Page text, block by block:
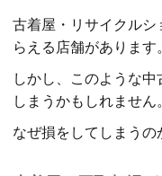
古着屋・リサイクルシ
らえる店舗があります
しかし、このような
しまうかもしれません
なぜ損をしてしまうの